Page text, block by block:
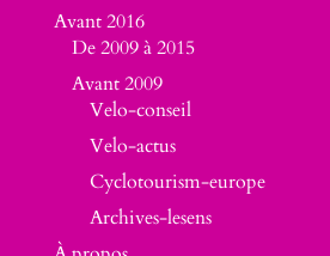
Avant 2016
De 2009 à 2015
Avant 2009
Velo-conseil
Velo-actus
Cyclotourism-europe
Archives-lesens